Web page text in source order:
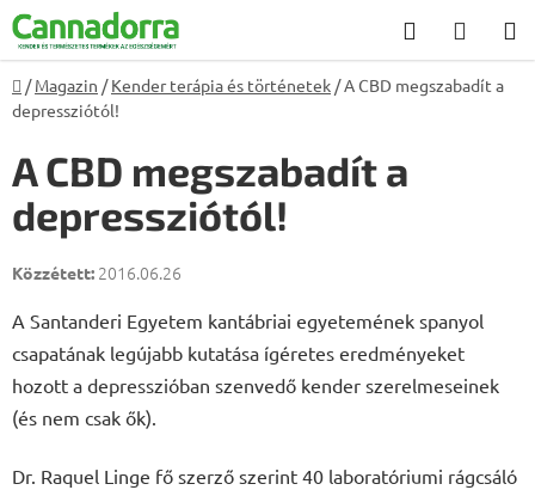
Ugrás
fő
tartalomhoz
Keresés
Kezdőlap
/ Magazin / Kender terápia és történetek /A CBD megszabadít a
depressziótól!
A CBD megszabadít a
depressziótól!
2016.06.26
A Santanderi Egyetem kantábriai egyetemének spanyol
csapatának legújabb kutatása ígéretes eredményeket
hozott a depresszióban szenvedő kender szerelmeseinek
(és nem csak ők).
Dr. Raquel Linge fő szerző szerint 40 laboratóriumi rágcsáló